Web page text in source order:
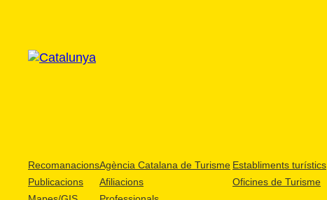
Recomanacions
Publicacions
Agència Catalana de Turisme
Afiliacions
Establiments turístics
Oficines de Turisme